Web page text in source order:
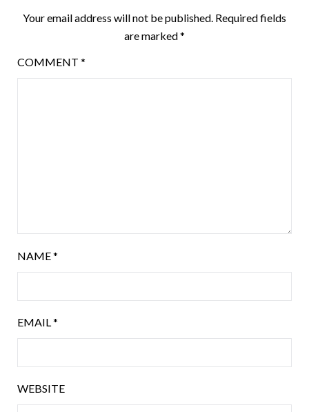
Your email address will not be published. Required fields
are marked*
COMMENT *
NAME*
EMAIL*
WEBSITE